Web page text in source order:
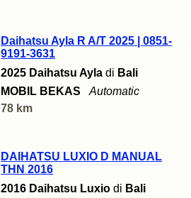
Daihatsu Ayla R A/T 2025 | 0851-
9191-3631
2025 Daihatsu Ayla di Bali
MOBIL BEKAS
Automatic
78 km
DAIHATSU LUXIO D MANUAL
THN 2016
2016 Daihatsu Luxio di Bali